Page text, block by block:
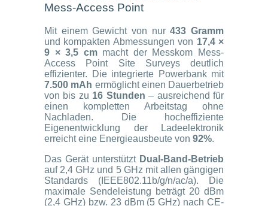
Mess-Access Point
Mit einem Gewicht von nur433 Gramm
und kompakten Abmessungen von 17,4 ×
9 × 3,5 cmmacht der Messkom Mess-
Access Point Site Surveys deutlich
effizienter. Die integrierte Powerbank mit
7.500 mAh ermöglicht einen Dauerbetrieb
von bis zu 16 Stunden – ausreichend für
einen kompletten Arbeitstag ohne
Nachladen. Die hocheffiziente
Eigenentwicklung der Ladeelektronik
erreicht eine Energieausbeute von 92%.
Das Gerät unterstützt Dual-Band-Betrieb
auf 2,4 GHz und 5 GHz mit allen gängigen
Standards (IEEE802.11b/g/n/ac/a). Die
maximale Sendeleistung beträgt 20 dBm
(2,4 GHz) bzw. 23 dBm (5 GHz) nach CE-